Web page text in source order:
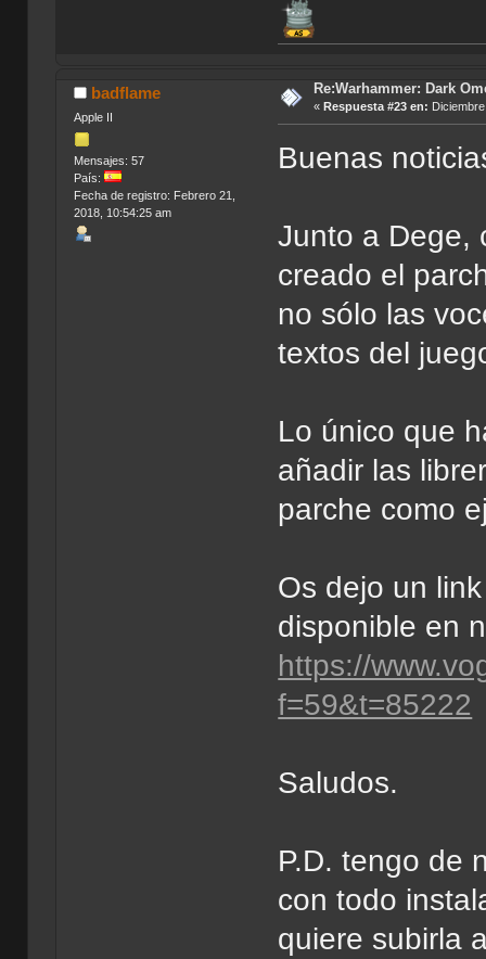
badflame
Apple II
Mensajes: 57
País:
Fecha de registro: Febrero 21,
2018, 10:54:25 am
Re:Warhammer: Dark
« Respuesta #23 en:
Buenas
Junto a Dege,
creado el
no sólo las
textos del
Lo único que
añadir las
parche como
Os dejo un
disponible en
https://
f=59&t=85222
Saludos.
P.D. tengo de
con todo
quiere subirla